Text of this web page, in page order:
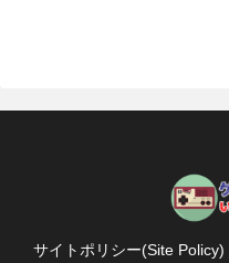
サイトポリシー(Site Policy)